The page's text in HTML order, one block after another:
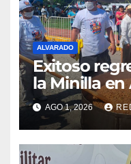
ALVARADO
Exitoso
la Minilla
impulsa el
AGO 1, 2026